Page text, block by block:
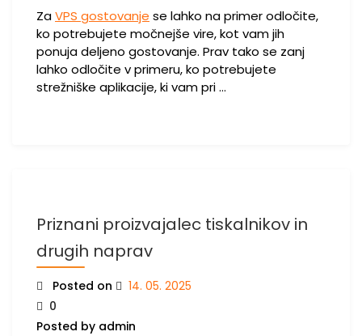
ZaVPS gostovanje se lahko na primer odločite,
ko potrebujete močnejše vire, kot vam jih
ponuja deljeno gostovanje. Prav tako se zanj
lahko odločite v primeru, ko potrebujete
strežniške aplikacije, ki vam pri …
Priznani proizvajalec tiskalnikov in
drugih naprav
Posted on
14. 05. 2025
0
Posted by admin